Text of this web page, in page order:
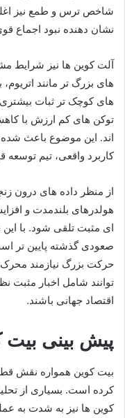
شاخص ترس و طمع نیز
نشان دهنده نبود اجماع
آلت کوین ها نیز شرایط
های بزرگ تر مانند
های کوچک تر ثبات بیشتری
توکن های کم ارزش با
اند. این موضوع باعث شده
کاربرد واقعی، تیم
از منظر داده های درون
هولدرهای بلندمدت و
ای مثبت تلقی شود. با
صعودی گذشته پایین تر
حرکت بزرگ نیازمند
توانند شامل اخبار مثبت
اقتصاد جهانی باشند.
پیش بینی بیت
بیت کوین همواره نقش قطب
کرده است. بسیاری از
کوین ها نیز به شدت به